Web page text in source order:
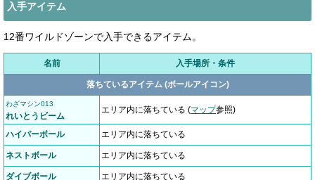
入手アイテム
12番ワイルドゾーンで入手できるアイテム。
名前 入手場所・条件
落ちているアイテム (ボールアイコン)
わざマシン013
れいとうビーム
エリア内に落ちている (マップ参照)
ハイパーボール エリア内に落ちている
ネストボール エリア内に落ちている
ダイブボール エリア内に落ちている